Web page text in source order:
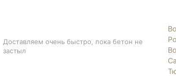
Доставляем очень быстро, пока бетон не
застыл